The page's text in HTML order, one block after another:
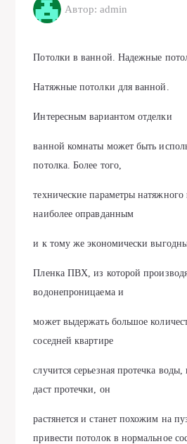
Автор: admin
Потолки в ванной. Надежные
Натяжные потолки для ванной.
Интересным вариантом отделки
ванной комнаты может быть
потолка. Более того,
технические параметры натяжного
наиболее оправданным
и к тому же экономически
Пленка ПВХ, из которой
водонепроницаема и
может выдержать большое
соседней квартире
случится серьезная протечка
даст протечки, он
растянется и станет похожим на
привести потолок в нормальное